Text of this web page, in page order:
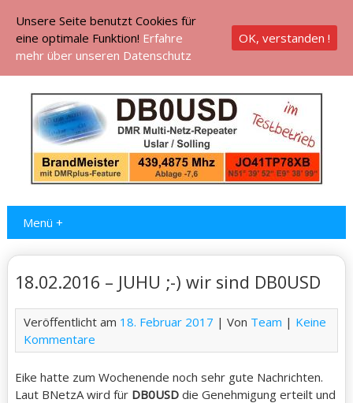
Menü +
18.02.2016 – JUHU ;-) wir sind DB0USD
Veröffentlicht am 18. Februar 2017 | Von Team | Keine
Kommentare
Eike hatte zum Wochenende noch sehr gute Nachrichten.
Laut BNetzA wird für DB0USDdie Genehmigung erteilt und
Unsere Seite benutzt Cookies für
eine optimale Funktion! Erfahre
mehr über unseren Datenschutz
OK, verstanden !